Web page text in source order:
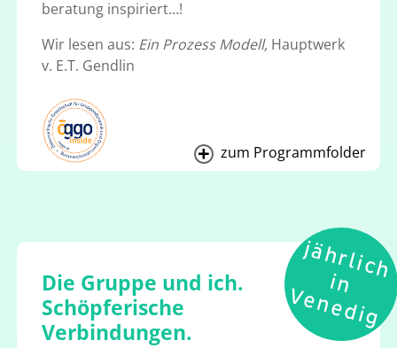
beratung inspiriert…!
Wir lesen aus: Ein Prozess Modell, Hauptwerk
v. E.T. Gendlin
zum Programmfolder
j
ä
h
r
l
i
c
h
i
n
V
e
n
e
d
i
g
Die Gruppe und ich.
Schöpferische
Verbindungen.